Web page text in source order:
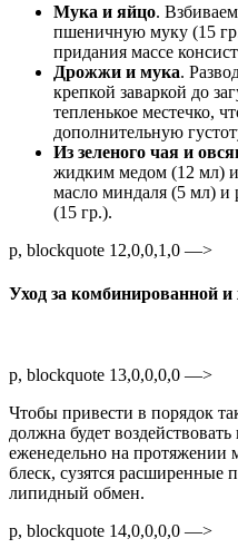
Мука и яйцо.
пшеничную муку (15
придания массе
Дрожжи и мука.
крепкой заваркой до
тепленькое местечко,
дополнительную
Из зеленого чая и
жидким медом (12 мл) и
масло миндаля (5 мл) и
(15 гр.).
p, blockquote 12,0,0,1,0 —>
Уход за комбинированной
p, blockquote 13,0,0,0,0 —>
Чтобы привести в порядок
должна будет
еженедельно на протяжении
блеск, сузятся расширенные
липидный обмен.
p, blockquote 14,0,0,0,0 —>